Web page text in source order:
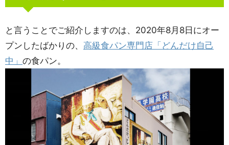
と言うことでご紹介しますのは、2020年8月8日にオー
プンしたばかりの、 高級食パン専門店「どんだけ自己
中」 の食パン。